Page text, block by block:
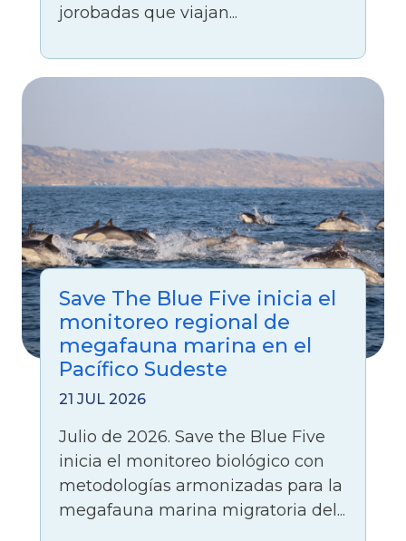
jorobadas que viajan...
Save The Blue Five inicia el
monitoreo regional de
megafauna marina en el
Pacífico Sudeste
21 JUL 2026
Julio de 2026. Save the Blue Five
inicia el monitoreo biológico con
metodologías armonizadas para la
megafauna marina migratoria del...